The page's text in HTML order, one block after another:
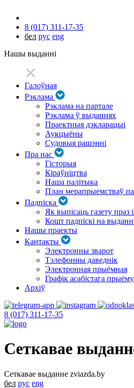
8 (017) 311-17-35
бел рус eng
Нашы выданні
Галоўная
Рэклама
Рэклама на партале
Рэклама ў выданнях
Праектныя дэкларацыі
Аукцыёны
Судовыя рашэнні
Пра нас
Гісторыя
Кіраўніцтва
Наша палітыка
План мерапрыемстваў
Падпіска
Як выпісаць газету праз
Кошт падпіскі на
Нашы праекты
Кантакты
Электронны зварот
Тэлефонны даведнік
Электронная прыёмная
Графік асабістага прыёму
Архіў
8 (017) 311-17-35
Сеткавае
Сеткавае выданне zviazda.by
бел рус eng